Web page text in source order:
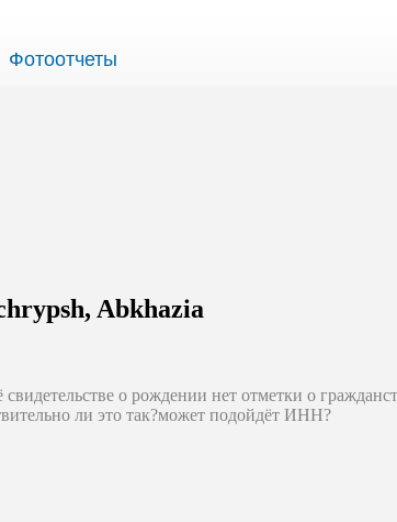
Фотоотчеты
Abkhazia
о рождении нет отметки о
ли это так?может подойдёт ИНН?